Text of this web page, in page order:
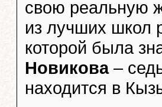
свою реальную
из лучших школ
которой была
Новикова–
находится в